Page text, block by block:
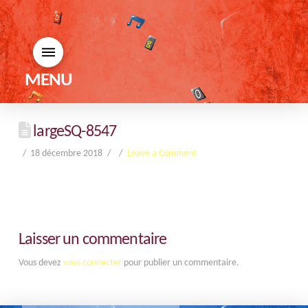
MENU
largeSQ-8547
18 décembre 2018 Leave a Comment
Laisser un commentaire
Vous devez vous connecterpour publier un commentaire.